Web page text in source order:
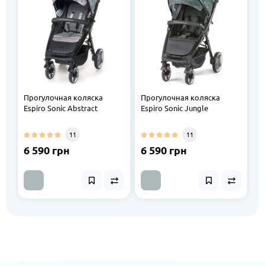
Прогулочная коляска
Espiro Sonic Abstract
11
6 590 грн
Прогулочная коляска
Espiro Sonic Jungle
11
6 590 грн